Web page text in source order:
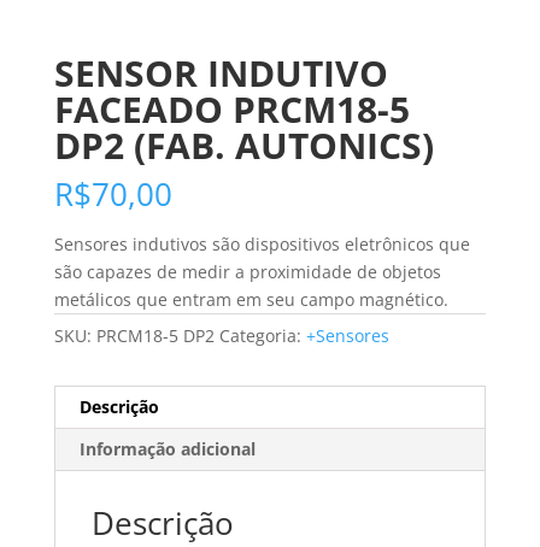
SENSOR INDUTIVO
FACEADO PRCM18-5
DP2 (FAB. AUTONICS)
R$70,00
Sensores indutivos são dispositivos eletrônicos que
são capazes de medir a proximidade de objetos
metálicos que entram em seu campo magnético.
SKU: PRCM18-5 DP2 Categoria: +Sensores
Descrição
Informação adicional
Descrição